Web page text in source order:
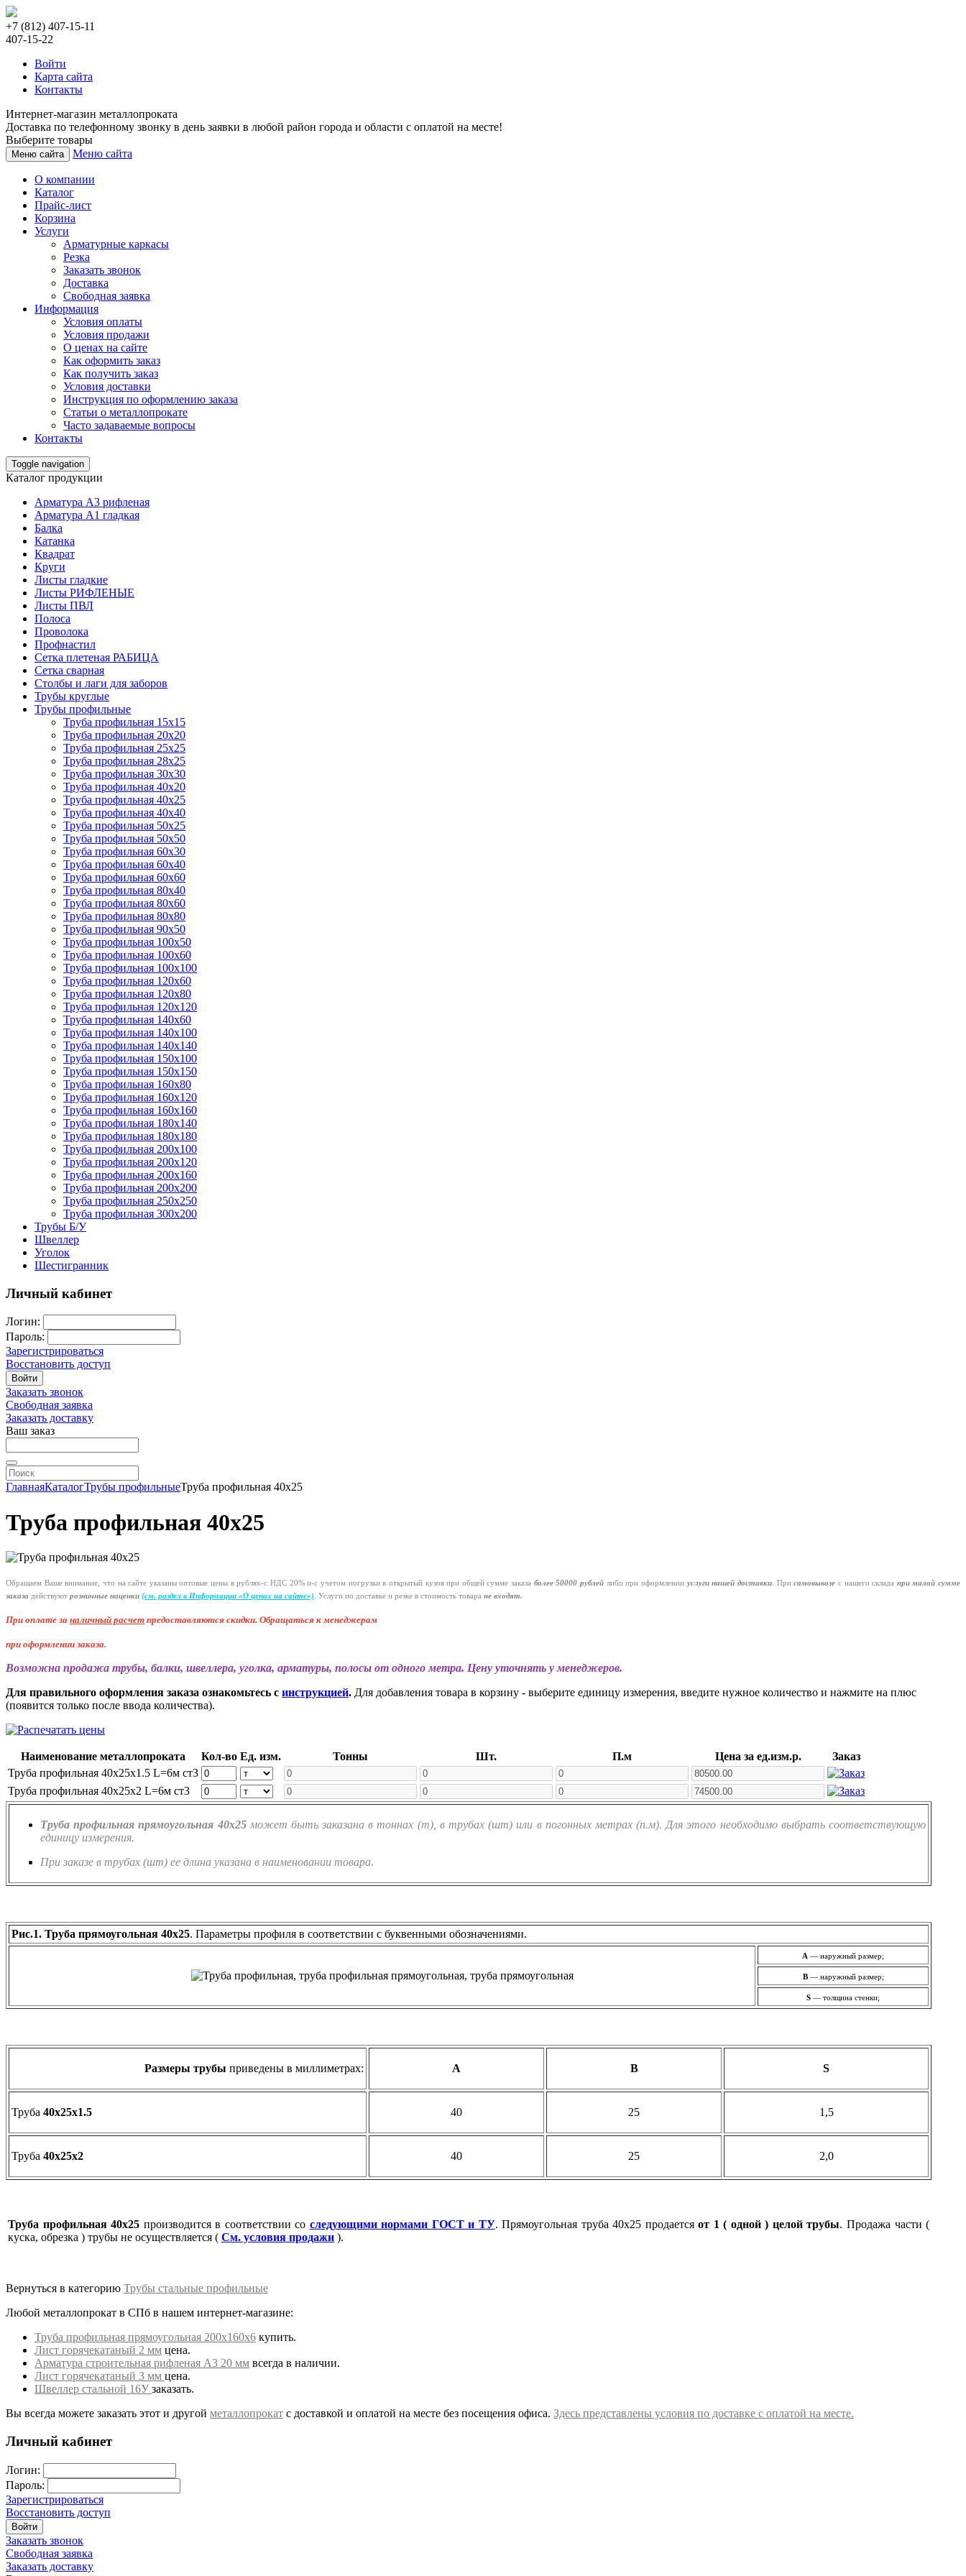
+7 (812) 407-15-11
407-15-22
Войти
Карта сайта
Контакты
Интернет-магазин металлопроката
Доставка по телефонному звонку в день заявки в любой район города и области с оплатой на месте!
Выберите товары
Меню сайта Меню сайта
О компании
Каталог
Прайс-лист
Корзина
Услуги
Арматурные каркасы
Резка
Заказать звонок
Доставка
Свободная заявка
Информация
Условия оплаты
Условия продажи
О ценах на сайте
Как оформить заказ
Как получить заказ
Условия доставки
Инструкция по оформлению заказа
Статьи о металлопрокате
Часто задаваемые вопросы
Контакты
Toggle navigation
Каталог продукции
Арматура А3 рифленая
Арматура А1 гладкая
Балка
Катанка
Квадрат
Круги
Листы гладкие
Листы РИФЛЕНЫЕ
Листы ПВЛ
Полоса
Проволока
Профнастил
Сетка плетеная РАБИЦА
Сетка сварная
Столбы и лаги для заборов
Трубы круглые
Трубы профильные
Труба профильная 15х15
Труба профильная 20х20
Труба профильная 25х25
Труба профильная 28х25
Труба профильная 30х30
Труба профильная 40х20
Труба профильная 40х25
Труба профильная 40х40
Труба профильная 50х25
Труба профильная 50х50
Труба профильная 60х30
Труба профильная 60х40
Труба профильная 60х60
Труба профильная 80х40
Труба профильная 80х60
Труба профильная 80х80
Труба профильная 90х50
Труба профильная 100х50
Труба профильная 100х60
Труба профильная 100х100
Труба профильная 120х60
Труба профильная 120х80
Труба профильная 120х120
Труба профильная 140х60
Труба профильная 140х100
Труба профильная 140х140
Труба профильная 150х100
Труба профильная 150х150
Труба профильная 160х80
Труба профильная 160х120
Труба профильная 160х160
Труба профильная 180х140
Труба профильная 180х180
Труба профильная 200х100
Труба профильная 200х120
Труба профильная 200х160
Труба профильная 200х200
Труба профильная 250х250
Труба профильная 300х200
Трубы Б/У
Швеллер
Уголок
Шестигранник
Личный кабинет
Логин:
Пароль:
Зарегистрироваться
Восстановить доступ
Войти
Заказать звонок
Свободная заявка
Заказать доставку
Ваш заказ
ГлавнаяКаталогТрубы профильныеТруба профильная 40х25
Труба профильная 40х25
Обращаем Ваше внимание, что на сайте указаны оптовые цены врублях-с НДС 20%и-с учетом погрузки в открытый кузов при общей сумме заказа более 50000 рублей либо при оформлении услуги нашей доставки. Присамовывозе с нашего склада при малой сумме
заказа действуют розничные наценки (см. раздел в Информации «О ценах на сайте»). Услуги по доставке и резке в стоимость товара не входят.
При оплате за наличный расчет предоставляются скидки. Обращаться к менеджерам
при оформлении заказа.
Возможна продажа трубы, балки, швеллера, уголка, арматуры, полосы от одного метра. Цену уточнять у менеджеров.
Для правильного оформления заказа ознакомьтесь с инструкцией. Для добавления товара в корзину - выберите единицу измерения, введите нужное количество и нажмите на плюс
(появится только после ввода количества).
Наименование металлопроката Кол-во Ед. изм. Тонны Шт. П.м Цена за ед.изм.р.
Заказ
Труба профильная 40х25х1.5 L=6м ст3
Труба профильная 40х25х2 L=6м ст3
Труба профильная прямоугольная 40х25может быть заказана в тоннах (т), в трубах (шт) или в погонных метрах (п.м). Для этого необходимо выбрать соответствующую
единицу измерения.
При заказе в трубах (шт) ее длина указана в наименовании товара.
Рис.1. Труба прямоугольная 40х25. Параметры профиля в соответствии с буквенными обозначениями.
A — наружный размер;
B — наружный размер;
S — толщина стенки;
Размеры трубы приведены в миллиметрах: А B S
Труба 40х25х1.5 40 25 1,5
Труба 40х25х2 40 25 2,0
Труба профильная 40х25 производится в соответствии со следующими нормами ГОСТ и ТУ. Прямоугольная труба 40х25 продаетсяот 1 ( одной ) целой трубы. Продажа части (
куска, обрезка ) трубы не осуществляется ( См. условия продажи ).
Вернуться в категорию Трубы стальные профильные
Любой металлопрокат в СПб в нашем интернет-магазине:
Труба профильная прямоугольная 200х160х6 купить.
Лист горячекатаный 2 мм цена.
Арматура строительная рифленая А3 20 мм всегда в наличии.
Лист горячекатаный 3 мм цена.
Швеллер стальной 16У заказать.
Вы всегда можете заказать этот и другой металлопрокат с доставкой и оплатой на месте без посещения офиса. Здесь представлены условия по доставке с оплатой на месте.
Личный кабинет
Логин:
Пароль:
Зарегистрироваться
Восстановить доступ
Войти
Заказать звонок
Свободная заявка
Заказать доставку